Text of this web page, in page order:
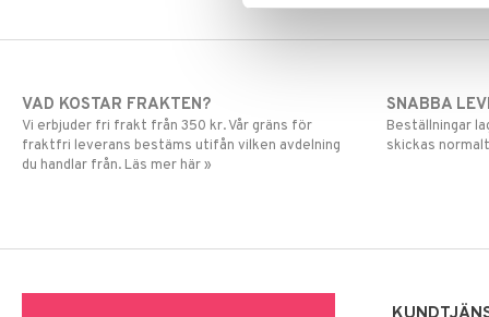
VAD KOSTAR FRAKTEN?
Vi erbjuder fri frakt från 350 kr. Vår gräns för
fraktfri leverans bestäms utifån vilken avdelning
du handlar från. Läs mer här »
SNABBA
Beställningar
skickas